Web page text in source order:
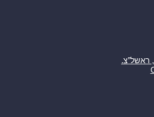
רח’ אברהם בומה שביט 1, ראשל”צ.